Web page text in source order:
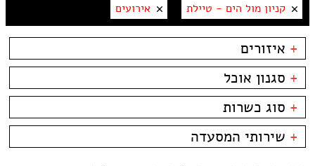
קניון מול הים - טיילת אירועים
+ איזורים
אילת
מרינה
פארק אופירה
פארק הקרח
קניון מול הים - טיילת
+ סגנון אוכל
בשרים
דגים
צמחוני/טבעוני
פירות ים
אסייתי
בית קפה
+ סוג כשרות
כשרות
כשר למהדרין
+ שירותי המסעדה